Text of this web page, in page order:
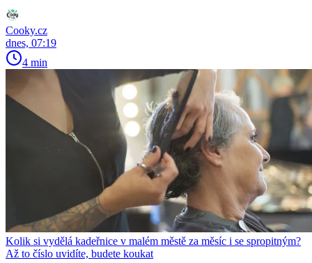
Cooky.cz
dnes, 07:19
4 min
Kolik si vydělá kadeřnice v malém městě za měsíc i se spropitným?
Až to číslo uvidíte, budete koukat